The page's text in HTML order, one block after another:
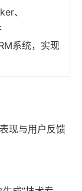
、
系统，实现
现与用户反馈